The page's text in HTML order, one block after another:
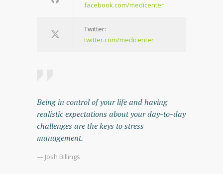
facebook.com/medicenter
Twitter:
twitter.com/medicenter
Being in control of your life and having
realistic expectations about your day-to-day
challenges are the keys to stress
management.
— Josh Billings